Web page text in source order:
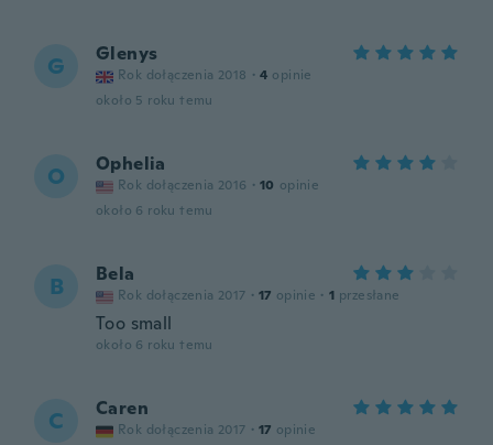
G Glenys
Rok dołączenia 2018 · 4 opinie
około 5 roku temu
O Ophelia
Rok dołączenia 2016 · 10 opinie
około 6 roku temu
B Bela
Rok dołączenia 2017 · 17 opinie · 1 przesłane
Too small
około 6 roku temu
C Caren
Rok dołączenia 2017 · 17 opinie